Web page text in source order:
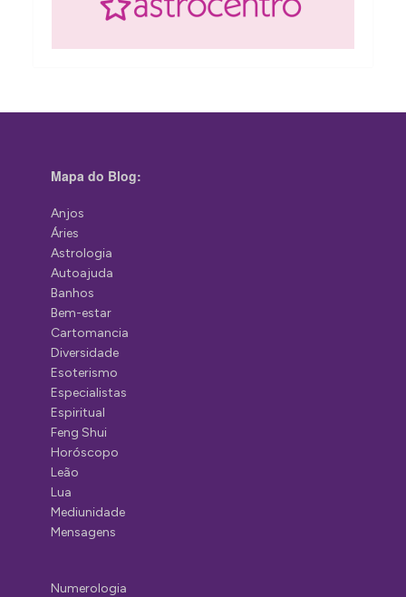
Mapa do Blog:
Anjos
Áries
Astrologia
Autoajuda
Banhos
Bem-estar
Cartomancia
Diversidade
Esoterismo
Especialistas
Espiritual
Feng Shui
Horóscopo
Leão
Lua
Mediunidade
Mensagens
Numerologia